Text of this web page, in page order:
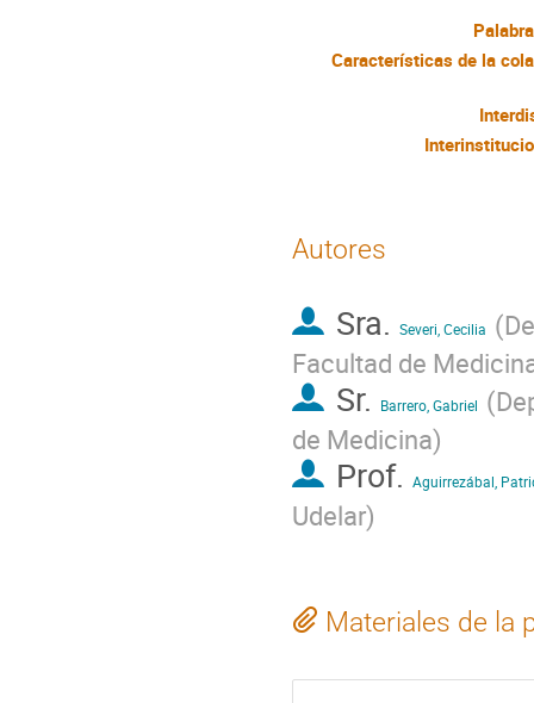
Autores
Sra. Severi, Cecilia (
Facultad de
Sr. Barrero, Gabriel (
de Medicina)
Prof. Aguirrezábal,
Udelar)
Materiales de la